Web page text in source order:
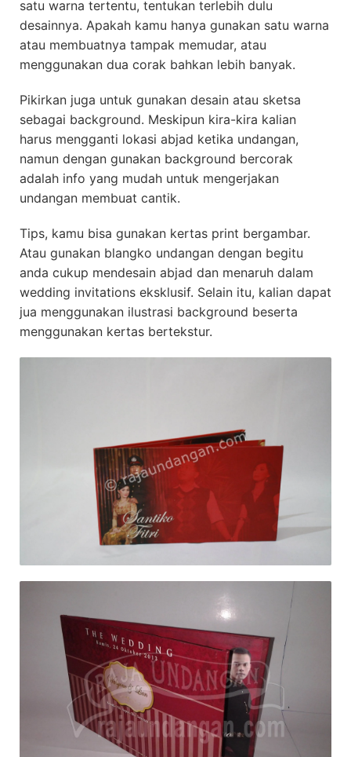
satu warna tertentu, tentukan terlebih dulu
desainnya. Apakah kamu hanya gunakan satu warna
atau membuatnya tampak memudar, atau
menggunakan dua corak bahkan lebih banyak.
Pikirkan juga untuk gunakan desain atau sketsa
sebagai background. Meskipun kira-kira kalian
harus mengganti lokasi abjad ketika undangan,
namun dengan gunakan background bercorak
adalah info yang mudah untuk mengerjakan
undangan membuat cantik.
Tips, kamu bisa gunakan kertas print bergambar.
Atau gunakan blangko undangan dengan begitu
anda cukup mendesain abjad dan menaruh dalam
wedding invitations eksklusif. Selain itu, kalian dapat
jua menggunakan ilustrasi background beserta
menggunakan kertas bertekstur.